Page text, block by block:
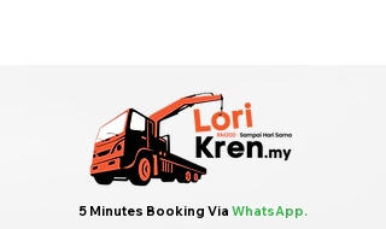
5 Minutes Booking Via WhatsApp.